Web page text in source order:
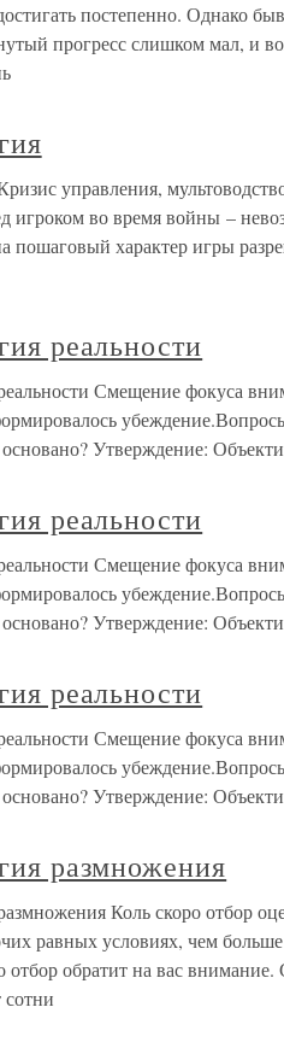
постепенно. Однако
прогресс слишком мал, и
управления,
игроком во время войны –
пошаговый характер игры
реальности
Смещение фокуса
Утверждение:
реальности
Смещение фокуса
Утверждение:
реальности
Смещение фокуса
Утверждение:
размножения
Коль скоро отбор
равных условиях, чем
отбор обратит на вас
сотни